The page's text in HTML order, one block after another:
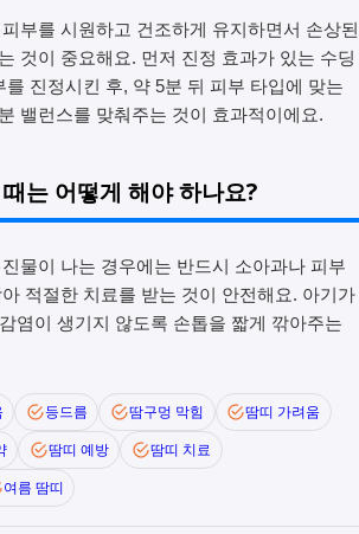
부를 시원하고 건조하게 유지하면서 손상된
것이 중요해요. 먼저 진정 효과가 있는 수딩
를 진정시킨 후, 약 5분 뒤 피부 타입에 맞는
밸런스를 맞춰주는 것이 효과적이에요.
는 어떻게 해야 하나요?
물이 나는 경우에는 반드시 소아과나 피부
적절한 치료를 받는 것이 안전해요. 아기가
염이 생기지 않도록 손톱을 짧게 깎아주는
등드름 땀구멍 막힘
땀띠 가려움
땀띠 예방
땀띠 치료
여름 땀띠